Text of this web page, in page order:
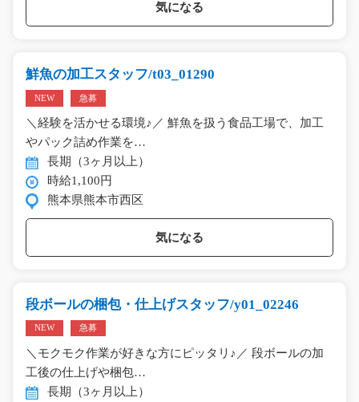
気になる
鮮魚の加工スタッフ/t03_01290
NEW 急募
＼経験を活かせる環境♪／ 鮮魚を扱う食品工場で、加工
やパック詰め作業を…
長期（3ヶ月以上）
時給1,100円
熊本県熊本市西区
気になる
段ボールの梱包・仕上げスタッフ/y01_02246
NEW 急募
＼モクモク作業が好きな方にピッタリ♪／ 段ボールの加
工後の仕上げや梱包…
長期（3ヶ月以上）